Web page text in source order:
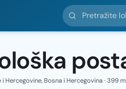
Pretražite lokacije
Hercegovine, Bosna i Hercegovina · 399 m